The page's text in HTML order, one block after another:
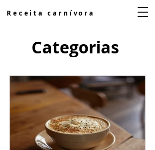
Receita carnívora
Categorias